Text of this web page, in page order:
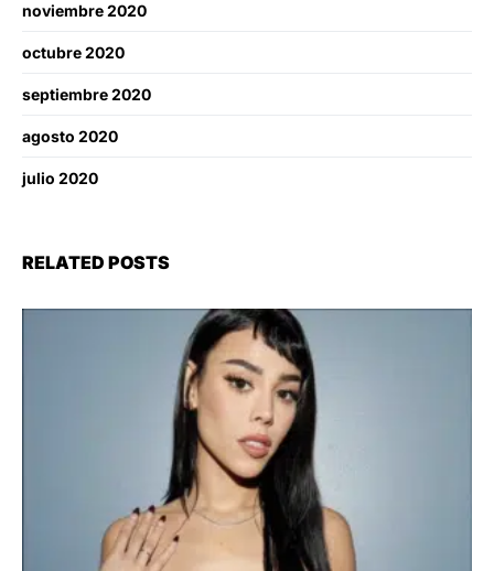
noviembre 2020
octubre 2020
septiembre 2020
agosto 2020
julio 2020
RELATED POSTS